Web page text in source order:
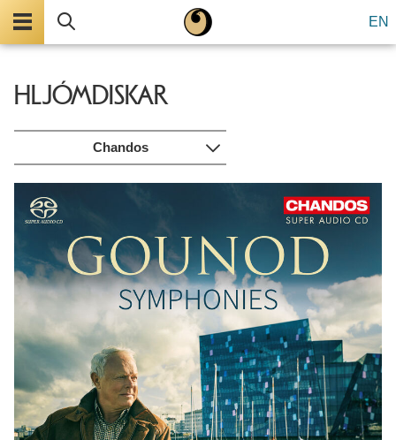
EN
HLJÓMDISKAR
Chandos